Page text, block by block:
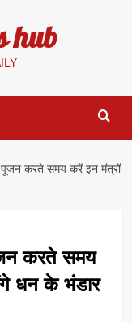
hub
पूजन करते समय करें इन मंत्रों
करते समय
धन के भंडार